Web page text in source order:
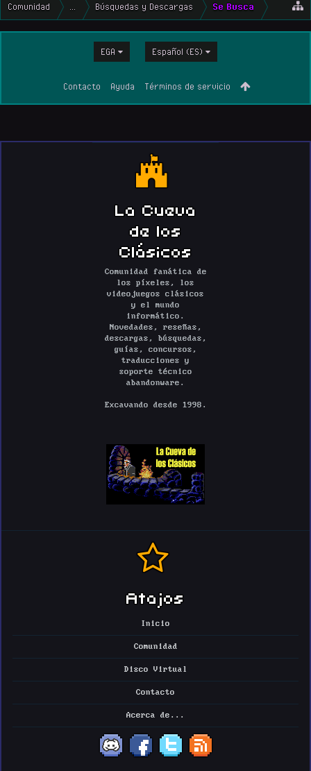
Comunidad Búsquedas y Descargas Se Busca
EGA Español (ES)
Contacto Ayuda Términos de servicio
La Cueva
de los
Clásicos
Comunidad fanática de
los píxeles, los
videojuegos clásicos
y el mundo
informático.
Novedades, reseñas,
descargas, búsquedas,
guías, concursos,
traducciones y
soporte técnico
abandonware.
Excavando desde 1998.
Atajos
Inicio
Comunidad
Disco Virtual
Contacto
Acerca de...